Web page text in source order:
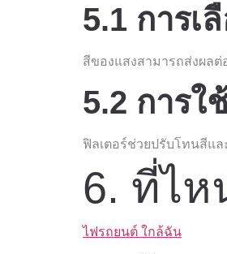
5.1 การเ
สีของแสงสามารถส่งผล
5.2 การใ
ฟิลเตอร์ช่วยปรับโทนสีแล
6. ที่ไ
ไฟรถยนต์ ใกล้ฉัน